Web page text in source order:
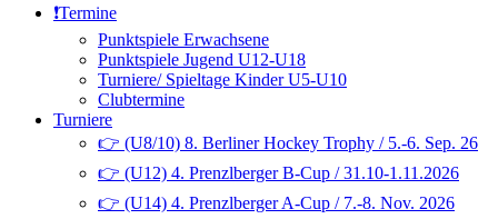
❗️Termine
Punktspiele Erwachsene
Punktspiele Jugend U12-U18
Turniere/ Spieltage Kinder U5-U10
Clubtermine
Turniere
👉 (U8/10) 8. Berliner Hockey Trophy / 5.-6. Sep. 26
👉 (U12) 4. Prenzlberger B-Cup / 31.10-1.11.2026
👉 (U14) 4. Prenzlberger A-Cup / 7.-8. Nov. 2026